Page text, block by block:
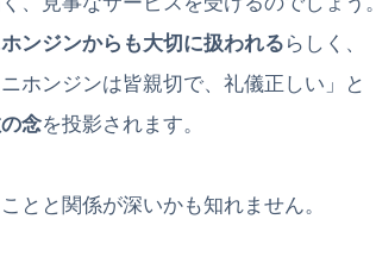
ンジンからも大切に扱われる らしく、
ホンジンは皆親切で、礼儀正しい」と
念を投影されます。
とと関係が深いかも知れません。